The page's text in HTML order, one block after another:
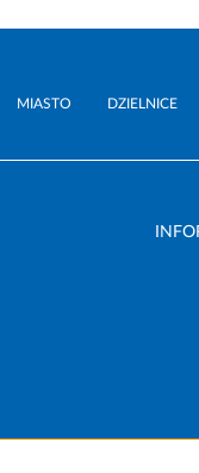
MIASTO DZIELNICE